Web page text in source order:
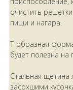
очистить
пищи и нагара.
Т-образная
будет полезна на
Стальная щетина
засохшими